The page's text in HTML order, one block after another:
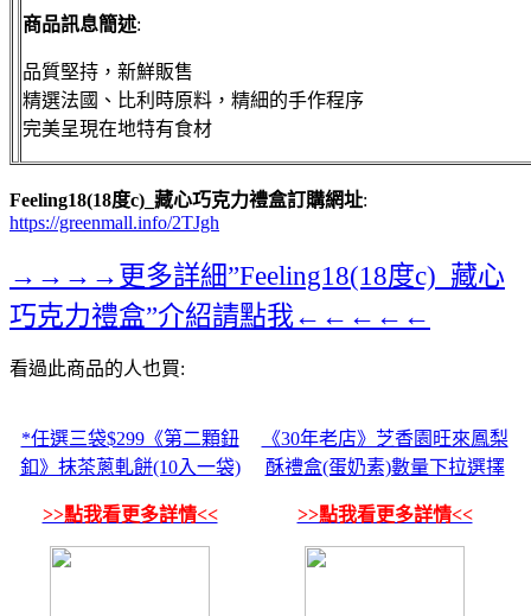
商品訊息簡述:
品質堅持，新鮮販售
精選法國、比利時原料，精細的手作程序
完美呈現在地特有食材
Feeling18(18度c)_藏心巧克力禮盒訂購網址:
https://greenmall.info/2TJgh
→→→→更多詳細”Feeling18(18度c)_藏心
巧克力禮盒”介紹請點我←←←←←
看過此商品的人也買:
*任選三袋$299《第二顆鈕
釦》抹茶蔥軋餅(10入一袋)
>>點我看更多詳情<<
《30年老店》芝香園旺來鳳梨
酥禮盒(蛋奶素)數量下拉選擇
>>點我看更多詳情<<